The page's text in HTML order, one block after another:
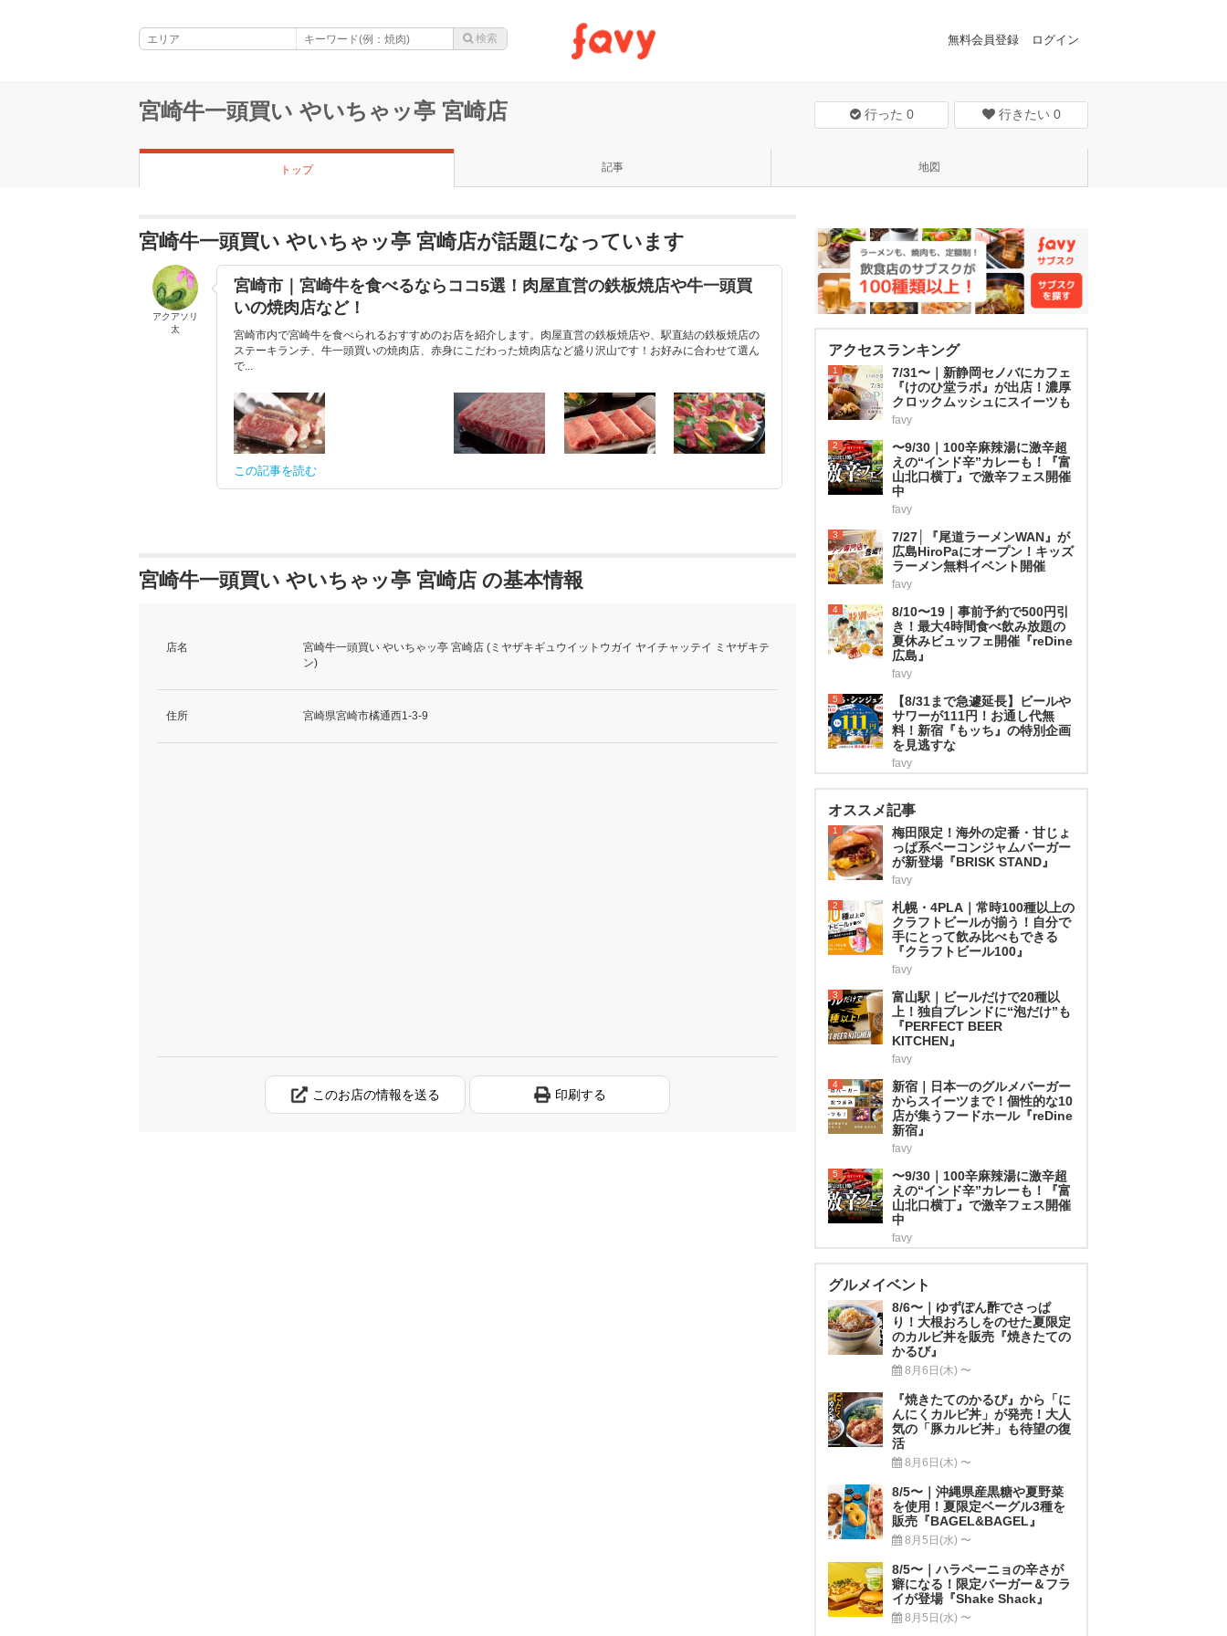
無料会員登録 ログイン
宮崎牛一頭買い やいちゃッ亭 宮崎店 行った 0 行きたい 0
トップ 記事 地図
宮崎牛一頭買い やいちゃッ亭 宮崎店が話題になっています
アクアソリ
太
宮崎市｜宮崎牛を食べるならココ5選！肉屋直営の鉄板焼店や牛一頭買
いの焼肉店など！
宮崎市内で宮崎牛を食べられるおすすめのお店を紹介します。肉屋直営の鉄板焼店や、駅直結の鉄板焼店の
ステーキランチ、牛一頭買いの焼肉店、赤身にこだわった焼肉店など盛り沢山です！お好みに合わせて選ん
で...
この記事を読む
宮崎牛一頭買い やいちゃッ亭 宮崎店 の基本情報
店名
宮崎牛一頭買い やいちゃッ亭 宮崎店 (ミヤザキギュウイットウガイ ヤイチャッテイ ミヤザキテ
ン)
住所 宮崎県宮崎市橘通西1-3-9
このお店の情報を送る 印刷する
アクセスランキング
1
7/31〜｜新静岡セノバにカフェ
『けのひ堂ラボ』が出店！濃厚
クロックムッシュにスイーツも
favy
2
〜9/30｜100辛麻辣湯に激辛超
えの“インド辛”カレーも！『富
山北口横丁』で激辛フェス開催
中
favy
3
7/27│『尾道ラーメンWAN』が
広島HiroPaにオープン！キッズ
ラーメン無料イベント開催
favy
4
8/10〜19｜事前予約で500円引
き！最大4時間食べ飲み放題の
夏休みビュッフェ開催『reDine
広島』
favy
5
【8/31まで急遽延長】ビールや
サワーが111円！お通し代無
料！新宿『もッち』の特別企画
を見逃すな
favy
オススメ記事
1
梅田限定！海外の定番・甘じょ
っぱ系ベーコンジャムバーガー
が新登場『BRISK STAND』
favy
2
札幌・4PLA｜常時100種以上の
クラフトビールが揃う！自分で
手にとって飲み比べもできる
『クラフトビール100』
favy
3
富山駅｜ビールだけで20種以
上！独自ブレンドに“泡だけ”も
『PERFECT BEER
KITCHEN』
favy
4
新宿｜日本一のグルメバーガー
からスイーツまで！個性的な10
店が集うフードホール『reDine
新宿』
favy
5
〜9/30｜100辛麻辣湯に激辛超
えの“インド辛”カレーも！『富
山北口横丁』で激辛フェス開催
中
favy
グルメイベント
8/6〜｜ゆずぽん酢でさっぱ
り！大根おろしをのせた夏限定
のカルビ丼を販売『焼きたての
かるび』
8月6日(木) 〜
『焼きたてのかるび』から「に
んにくカルビ丼」が発売！大人
気の「豚カルビ丼」も待望の復
活
8月6日(木) 〜
8/5〜｜沖縄県産黒糖や夏野菜
を使用！夏限定ベーグル3種を
販売『BAGEL&BAGEL』
8月5日(水) 〜
8/5〜｜ハラペーニョの辛さが
癖になる！限定バーガー＆フラ
イが登場『Shake Shack』
8月5日(水) 〜